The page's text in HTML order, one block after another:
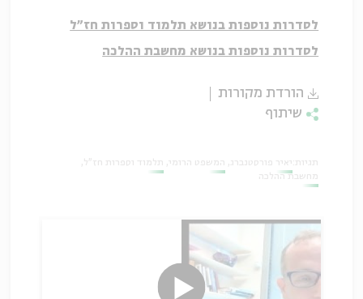
לסדרות נוספות בנושא תלמוד וספרות חז"ל
לסדרות נוספות בנושא מחשבת ההלכה
הורדת מקורות
שיתוף
תגיות:יאיר פורסטנברג המשפט הרומי תלמוד וספרות חז"ל
מחשבת ההלכה